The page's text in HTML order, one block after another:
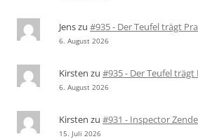
Jenszu #935 - Der Teufel trägt
6. August 2026
Kirsten zu #935 - Der Teufel trägt
6. August 2026
Kirsten zu #931 - Inspector Zende
15. Juli 2026